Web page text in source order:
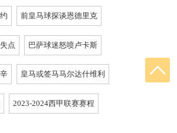
前皇马球探谈恩德里克
点 巴萨球迷怒喷卢卡斯
皇马或签马马尔达什维利
2023-2024西甲联赛赛程